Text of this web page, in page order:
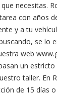
necesitas.
con años
y a tu
se lo
web
un
taller. En
de 15 días